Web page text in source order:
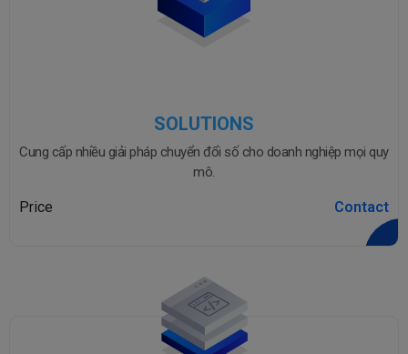
SOLUTIONS
Cung cấp nhiều giải pháp chuyển đổi số cho doanh nghiệp mọi quy
mô.
Price Contact